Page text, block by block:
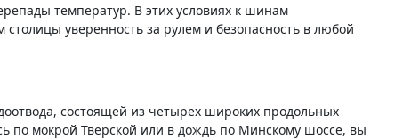
температур. В этих условиях к шинам
столицы уверенность за рулем и безопасность в любой
состоящей из четырех широких продольных
по мокрой Тверской или в дождь по Минскому шоссе, вы